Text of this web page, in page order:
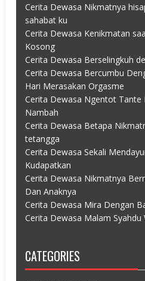
Cerita Dewasa Nikmatnya
sahabat ku
Cerita Dewasa Kenikmatan
Kosong
Cerita Dewasa Berselingkuh
Cerita Dewasa Bercumbu
Hari Merasakan Orgasme
Cerita Dewasa Ngentot Tante
Nambah
Cerita Dewasa Betapa
tetangga
Cerita Dewasa Sekali
Kudapatkan
Cerita Dewasa Nikmatnya
Dan Anaknya
Cerita Dewasa Mira Dengan
Cerita Dewasa Malam Syahdu
CATEGORIES